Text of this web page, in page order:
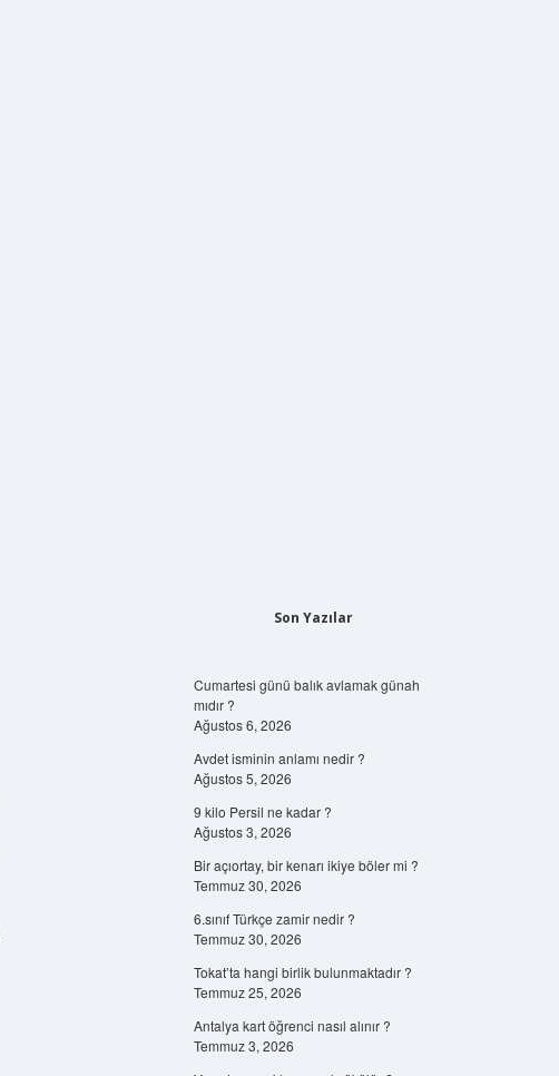
Son Yazılar
Cumartesi günü balık avlamak günah
mıdır ?
Ağustos 6, 2026
Avdet isminin anlamı nedir ?
Ağustos 5, 2026
9 kilo Persil ne kadar ?
Ağustos 3, 2026
Bir açıortay, bir kenarı ikiye böler mi ?
Temmuz 30, 2026
6.sınıf Türkçe zamir nedir ?
Temmuz 30, 2026
Tokat’ta hangi birlik bulunmaktadır ?
Temmuz 25, 2026
Antalya kart öğrenci nasıl alınır ?
Temmuz 3, 2026